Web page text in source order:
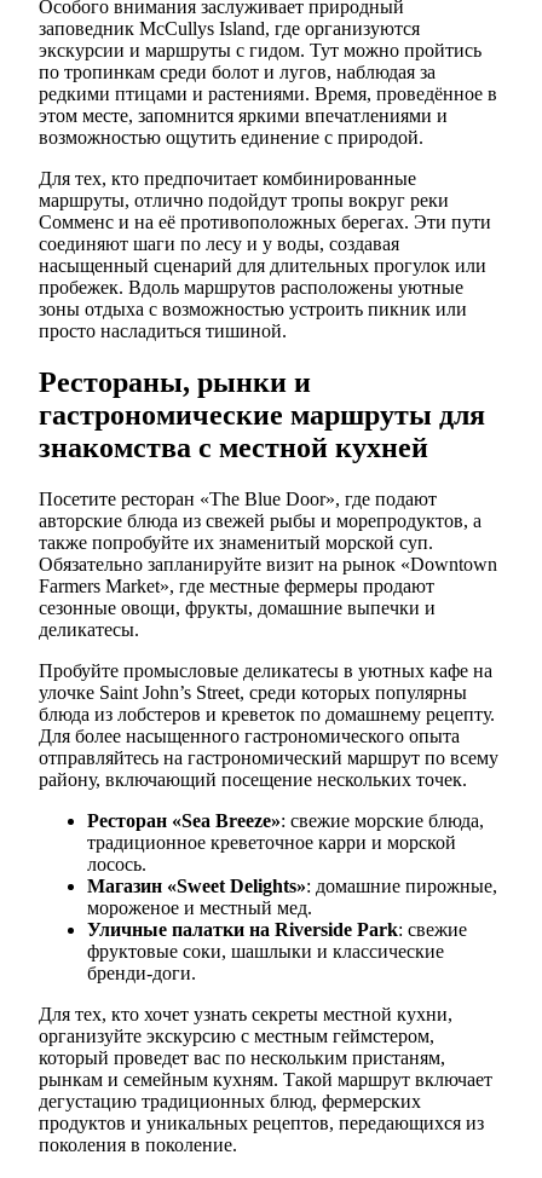
Особого внимания заслуживает природный
заповедник McCullys Island, где организуются
экскурсии и маршруты с гидом. Тут можно пройтись
по тропинкам среди болот и лугов, наблюдая за
редкими птицами и растениями. Время, проведённое в
этом месте, запомнится яркими впечатлениями и
возможностью ощутить единение с природой.
Для тех, кто предпочитает комбинированные
маршруты, отлично подойдут тропы вокруг реки
Сомменс и на её противоположных берегах. Эти пути
соединяют шаги по лесу и у воды, создавая
насыщенный сценарий для длительных прогулок или
пробежек. Вдоль маршрутов расположены уютные
зоны отдыха с возможностью устроить пикник или
просто насладиться тишиной.
Рестораны, рынки и
гастрономические маршруты для
знакомства с местной кухней
Посетите ресторан «The Blue Door», где подают
авторские блюда из свежей рыбы и морепродуктов, а
также попробуйте их знаменитый морской суп.
Обязательно запланируйте визит на рынок «Downtown
Farmers Market», где местные фермеры продают
сезонные овощи, фрукты, домашние выпечки и
деликатесы.
Пробуйте промысловые деликатесы в уютных кафе на
улочке Saint John’s Street, среди которых популярны
блюда из лобстеров и креветок по домашнему рецепту.
Для более насыщенного гастрономического опыта
отправляйтесь на гастрономический маршрут по всему
району, включающий посещение нескольких точек.
Ресторан «Sea Breeze»: свежие морские блюда,
традиционное креветочное карри и морской
лосось.
Магазин «Sweet Delights»: домашние пирожные,
мороженое и местный мед.
Уличные палатки на Riverside Park: свежие
фруктовые соки, шашлыки и классические
бренди-доги.
Для тех, кто хочет узнать секреты местной кухни,
организуйте экскурсию с местным геймстером,
который проведет вас по нескольким пристаням,
рынкам и семейным кухням. Такой маршрут включает
дегустацию традиционных блюд, фермерских
продуктов и уникальных рецептов, передающихся из
поколения в поколение.